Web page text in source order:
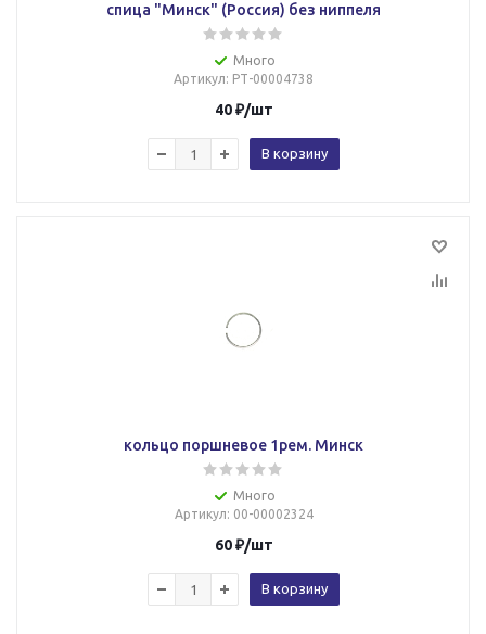
спица "Минск" (Россия) без ниппеля
Много
Артикул: РТ-00004738
40₽/шт
В корзину
кольцо поршневое 1рем. Минск
Много
Артикул: 00-00002324
60₽/шт
В корзину